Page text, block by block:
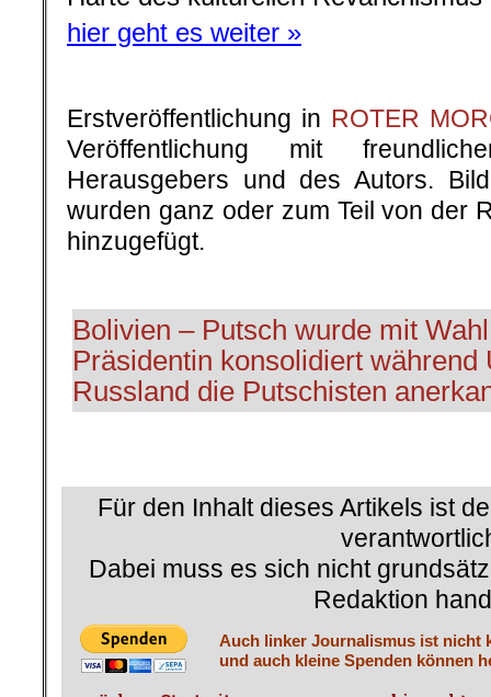
hier geht es weiter »
Erstveröffentlichung in ROTER
Veröffentlichung mit
Herausgebers und des Autors.
wurden ganz oder zum Teil von der
hinzugefügt.
Bolivien – Putsch wurde mit
Präsidentin konsolidiert während
Russland die Putschisten
Für den Inhalt dieses Artikels ist
Dabei muss es sich nicht
Redaktion
Auch linker Journalismus ist nicht
und auch kleine Spenden können